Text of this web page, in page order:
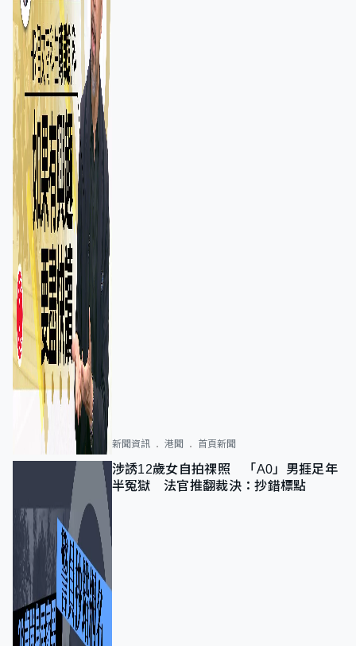
新聞資訊 港聞 首頁新聞
涉誘12歲女自拍祼照 「A0」男捱足年
半冤獄 法官推翻裁決：抄錯標點